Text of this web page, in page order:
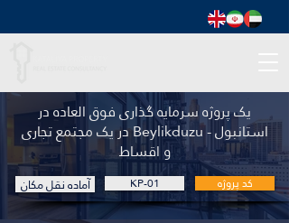
یک پروژه سرمایه گذاری فوق العاده در
استانبول - Beylikduzu در یک مجتمع تجاری
و اقساط
آماده نقل مکان KP-01 کد پروژه